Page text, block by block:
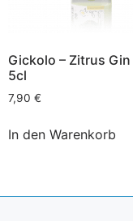
Gickolo – Zitrus
5cl
7,90 €
In den Warenkorb